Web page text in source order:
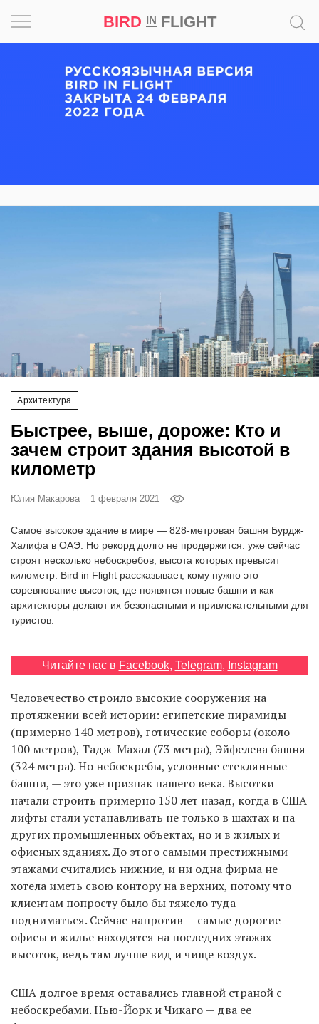
BIRD INFLIGHT
Архитектура
Быстрее, выше, дороже: Кто и
зачем строит здания высотой в
километр
Юлия Макарова 1 февраля 2021
Самое высокое здание в мире — 828-метровая башня Бурдж-
Халифа в ОАЭ. Но рекорд долго не продержится: уже сейчас
строят несколько небоскребов, высота которых превысит
километр. Bird in Flight рассказывает, кому нужно это
соревнование высоток, где появятся новые башни и как
архитекторы делают их безопасными и привлекательными для
туристов.
Читайте нас в Facebook, Telegram, Instagram
Человечество строило высокие сооружения на
протяжении всей истории: египетские пирамиды
(примерно 140 метров), готические соборы (около
100 метров), Тадж-Махал (73 метра), Эйфелева башня
(324 метра). Но небоскребы, условные стеклянные
башни, — это уже признак нашего века. Высотки
начали строить примерно 150 лет назад, когда в США
лифты стали устанавливать не только в шахтах и на
других промышленных объектах, но и в жилых и
офисных зданиях. До этого самыми престижными
этажами считались нижние, и ни одна фирма не
хотела иметь свою контору на верхних, потому что
клиентам попросту было бы тяжело туда
подниматься. Сейчас напротив — самые дорогие
офисы и жилье находятся на последних этажах
высоток, ведь там лучше вид и чище воздух.
США долгое время оставались главной страной с
небоскребами. Нью-Йорк и Чикаго — два ее